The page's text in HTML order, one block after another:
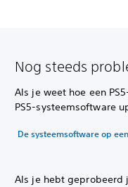
Nog steeds
Als je weet hoe een
PS5-systeemsoftware
De systeemsoftware op
Als je hebt geprobeerd